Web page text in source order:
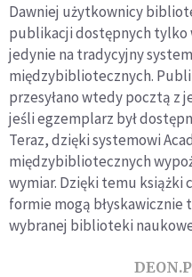
Dawniej użytkownicy
publikacji dostępnych tylko
jedynie na tradycyjny
międzybibliotecznych.
przesyłano wtedy pocztą z
jeśli egzemplarz był
Teraz, dzięki systemowi
międzybibliotecznych
wymiar. Dzięki temu książki
formie mogą
wybranej biblioteki